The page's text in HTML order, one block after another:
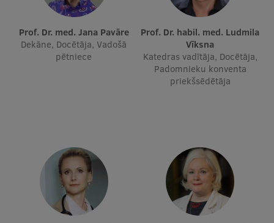
Sagatavošanas kursi
Profesionālās pilnveides kursi
ESF kvalifikācijas celšanas kursi
Pētniecība
Zinātniskie institūti un laboratorijas
Prof. Dr. med. Jana Pavāre
Dekāne, Docētāja, Vadošā
pētniece
Prof. Dr. habil. med. Ludmila
Vīksna
Katedras vadītāja, Docētāja,
Padomnieku konventa
priekšsēdētāja